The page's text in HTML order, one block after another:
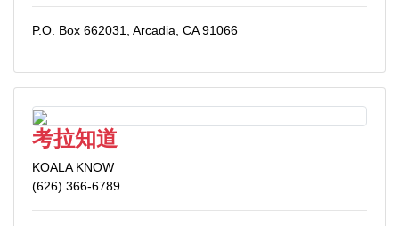
P.O. Box 662031, Arcadia, CA 91066
考拉知道
KOALA KNOW
(626) 366-6789